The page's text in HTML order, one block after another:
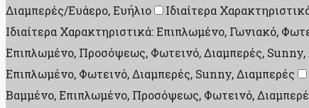
Διαμπερές/Ευάερο, Ευήλιο
Ιδιαίτερα
Ιδιαίτερα Χαρακτηριστικά: Επιπλωμένο, Γωνιακό,
Επιπλωμένο, Προσόψεως, Φωτεινό, Διαμπερές, Sunny,
Επιπλωμένο, Φωτεινό, Διαμπερές, Sunny, Διαμπερές
Βαμμένο, Επιπλωμένο, Προσόψεως, Φωτεινό,